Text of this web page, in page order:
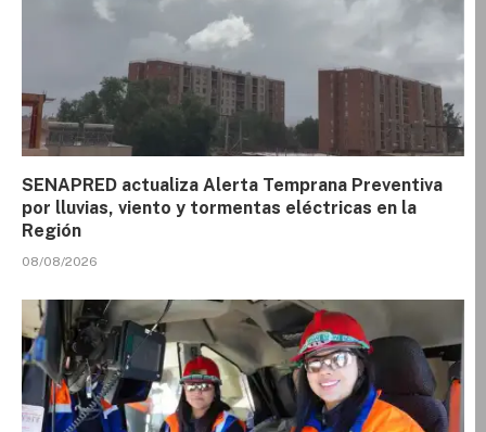
SENAPRED actualiza Alerta Temprana Preventiva
por lluvias, viento y tormentas eléctricas en la
Región
08/08/2026